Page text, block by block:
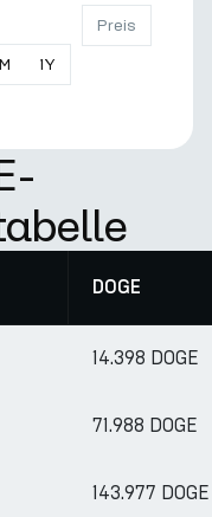
M 1Y
Preis
DOGE
14.398 DOGE
71.988 DOGE
143.977 DOGE